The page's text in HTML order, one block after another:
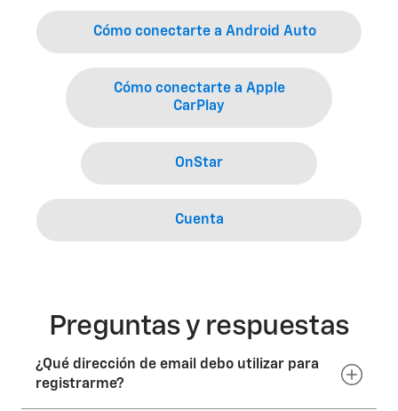
Cómo conectarte a Android Auto
Cómo conectarte a Apple
CarPlay
OnStar
Cuenta
Preguntas y respuestas
¿Qué dirección de email debo utilizar para
registrarme?